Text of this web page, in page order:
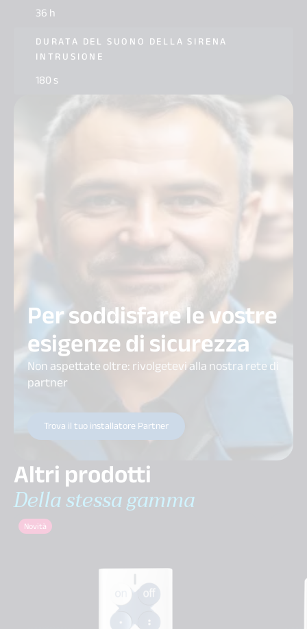
36 h
DURATA DEL SUONO DELLA SIRENA
INTRUSIONE
180 s
Per soddisfare le vostre
esigenze di sicurezza
Non aspettate oltre: rivolgetevi alla nostra rete di
partner
Trova il tuo installatore Partner
Altri prodotti
Della stessa gamma
Novità